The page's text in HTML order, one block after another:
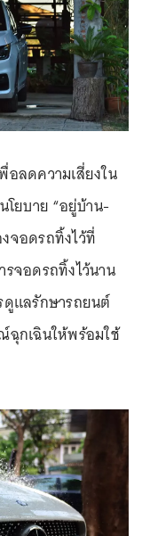
อลดความเสี่ยงใน
โยบาย “อยู่บ้าน-
จอดรถทิ้งไว้ที่
จอดรถทิ้งไว้นาน
ดูแลรักษารถยนต์
ฉุกเฉินให้พร้อมใช้